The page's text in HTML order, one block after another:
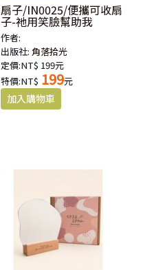
扇子/IN0025/便攜可收扇
子-祂用笑臉幫助我
作者:
出版社: 角落拾光
定價:NT$ 199元
特價:NT$ 199元